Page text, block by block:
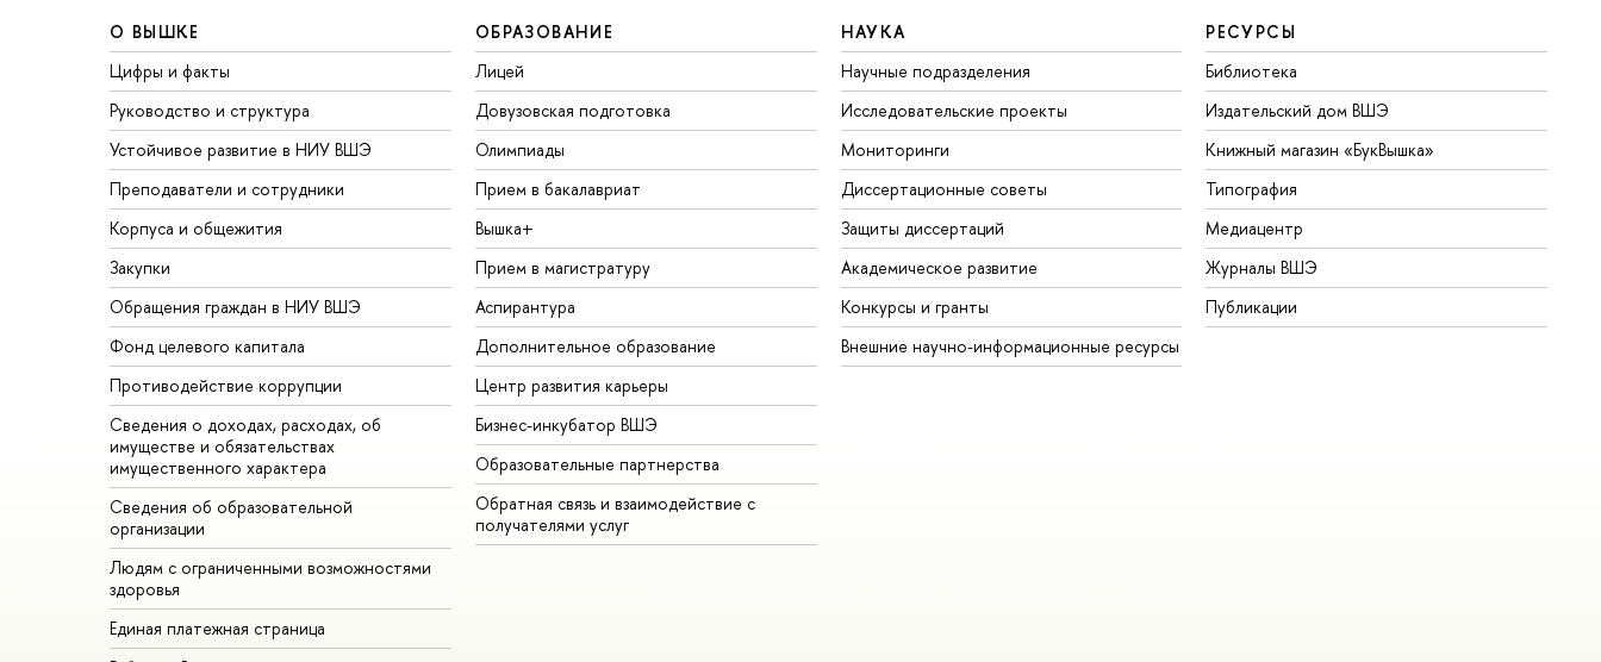
О ВЫШКЕ
Цифры и факты
Руководство и структура
Устойчивое развитие в НИУ ВШЭ
Преподаватели и сотрудники
Корпуса и общежития
Закупки
Обращения граждан в НИУ ВШЭ
Фонд целевого капитала
Противодействие коррупции
Сведения о доходах, расходах, об
имуществе и обязательствах
имущественного характера
Сведения об образовательной
организации
Людям с ограниченными возможностями
здоровья
Единая платежная страница
ОБРАЗОВАНИЕ
Лицей
Довузовская подготовка
Олимпиады
Прием в бакалавриат
Вышка+
Прием в магистратуру
Аспирантура
Дополнительное образование
Центр развития карьеры
Бизнес-инкубатор ВШЭ
Образовательные партнерства
Обратная связь и взаимодействие с
получателями услуг
НАУКА
Научные подразделения
Исследовательские проекты
Мониторинги
Диссертационные советы
Защиты диссертаций
Академическое развитие
Конкурсы и гранты
Внешние научно-информационные ресурсы
РЕСУРСЫ
Библиотека
Издательский дом ВШЭ
Книжный магазин «БукВышка»
Типография
Медиацентр
Журналы ВШЭ
Публикации